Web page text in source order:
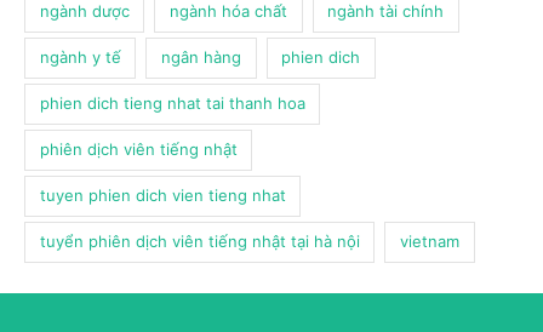
ngành dược ngành hóa chất ngành tài chính
ngành y tế ngân hàng phien dich
phien dich tieng nhat tai thanh hoa
phiên dịch viên tiếng nhật
tuyen phien dich vien tieng nhat
tuyển phiên dịch viên tiếng nhật tại hà nội vietnam